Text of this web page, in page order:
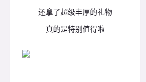
还拿了超级丰厚的礼物
真的是特别值得啦